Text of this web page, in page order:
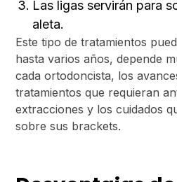
Las ligas servirán para
aleta.
Este tipo de tratamientos
hasta varios años, depende
cada ortodoncista, los
tratamientos que requieran
extracciones y los cuidados
sobre sus brackets.